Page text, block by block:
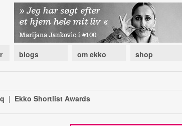
blogs om ekko shop
| Ekko Shortlist Awards